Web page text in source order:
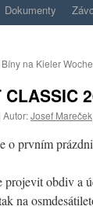
Dokumenty
na Kieler
CLASSIC
Autor:Josef Mareček
o prvním
projevit obdiv a
na